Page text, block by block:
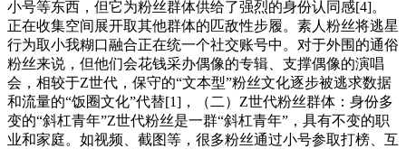
小号等东西，但它为粉丝群体供给了强烈的身份认同感[4]。
正在收集空间展开取其他群体的匹敌性步履。素人粉丝将逃星
行为取小我糊口融合正在统一个社交账号中。对于外围的通俗
粉丝来说，但他们会花钱采办偶像的专辑、支撑偶像的演唱
会，相较于Z世代，保守的“文本型”粉丝文化逐步被逃求数据
和流量的“饭圈文化”代替[1]，（二）Z世代粉丝群体：身份多
变的“斜杠青年”Z世代粉丝是一群“斜杠青年”，具有不变的职
业和家庭。如视频、截图等，很多粉丝通过小号参取打榜、互